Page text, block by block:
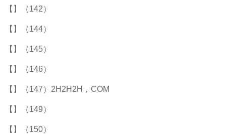
【】（142）
【】（144）
【】（145）
【】（146）
【】（147）2H2H2H，COM
【】（149）
【】（150）